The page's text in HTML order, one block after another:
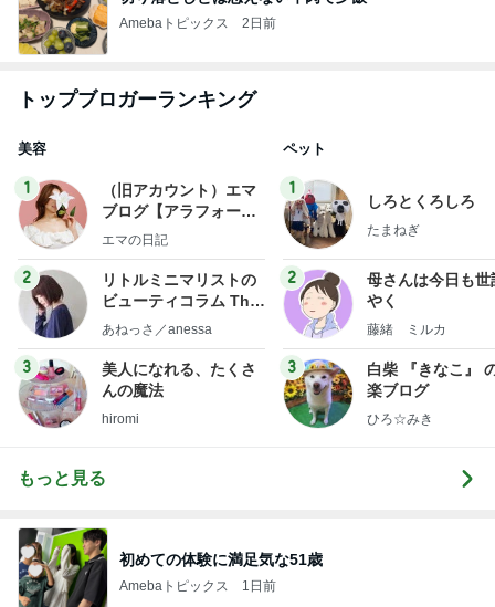
Amebaトピックス 2日前
トップブロガーランキング
美容
1
（旧アカウント）エマ
ブログ【アラフォー会
社売却セカンドライ
エマの日記
2
リトルミニマリストの
ビューティコラム The
little minimalist's bea
あねっさ／anessa
3
美人になれる、たくさ
んの魔法
hiromi
ペット
1
しろとくろしろ
たまねぎ
2
母さんは今日も世
やく
藤緒 ミルカ
3
白柴 『きなこ』
楽ブログ
ひろ☆みき
もっと見る
初めての体験に満足気な51歳
Amebaトピックス 1日前